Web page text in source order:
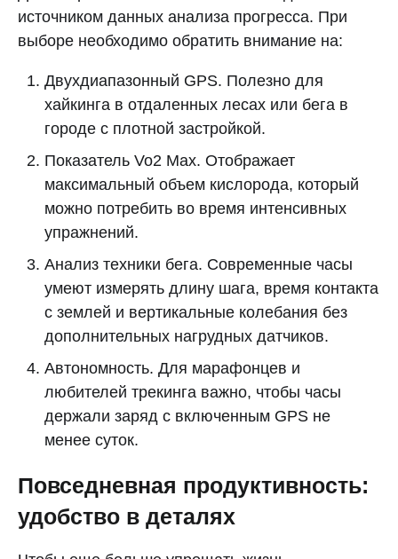
источником данных анализа прогресса. При
выборе необходимо обратить внимание на:
Двухдиапазонный GPS. Полезно для
хайкинга в отдаленных лесах или бега в
городе с плотной застройкой.
Показатель Vo2 Max. Отображает
максимальный объем кислорода, который
можно потребить во время интенсивных
упражнений.
Анализ техники бега. Современные часы
умеют измерять длину шага, время контакта
с землей и вертикальные колебания без
дополнительных нагрудных датчиков.
Автономность. Для марафонцев и
любителей трекинга важно, чтобы часы
держали заряд с включенным GPS не
менее суток.
Повседневная продуктивность:
удобство в деталях